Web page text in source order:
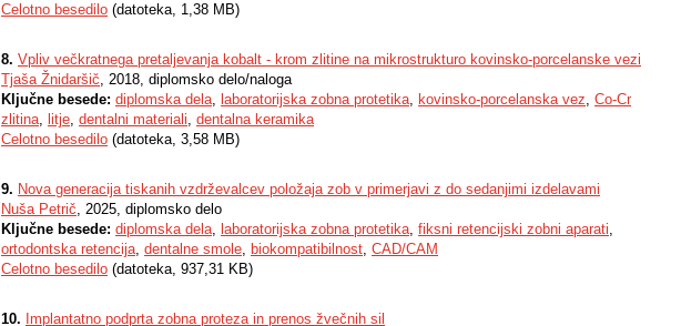
Celotno besedilo (datoteka, 1,38 MB)
8. Vpliv večkratnega pretaljevanja kobalt - krom zlitine na mikrostrukturo kovinsko-porcelanske vezi
Tjaša Žnidaršič, 2018, diplomsko delo/naloga
Ključne besede: diplomska dela, laboratorijska zobna protetika, kovinsko-porcelanska vez, Co-Cr
zlitina, litje, dentalni materiali, dentalna keramika
Celotno besedilo (datoteka, 3,58 MB)
9. Nova generacija tiskanih vzdrževalcev položaja zob v primerjavi z do sedanjimi izdelavami
Nuša Petrič, 2025, diplomsko delo
Ključne besede: diplomska dela, laboratorijska zobna protetika, fiksni retencijski zobni aparati,
ortodontska retencija, dentalne smole, biokompatibilnost, CAD/CAM
Celotno besedilo (datoteka, 937,31 KB)
10. Implantatno podprta zobna proteza in prenos žvečnih sil